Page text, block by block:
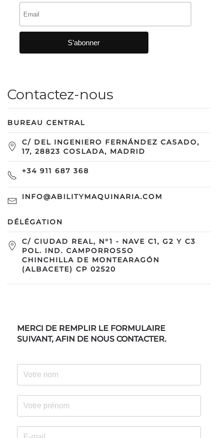
Contactez-nous
BUREAU CENTRAL
C/ DEL INGENIERO FERNÁNDEZ CASADO,
17, 28823 COSLADA, MADRID
+34 911 687 368
INFO@ABILITYMAQUINARIA.COM
DÉLÉGATION
C/ CIUDAD REAL, N°1 - NAVE C1, G2 Y C3
POL. IND. CAMPORROSSO
CHINCHILLA DE MONTEARAGÓN
(ALBACETE) CP 02520
MERCI DE REMPLIR LE FORMULAIRE
SUIVANT, AFIN DE NOUS CONTACTER.